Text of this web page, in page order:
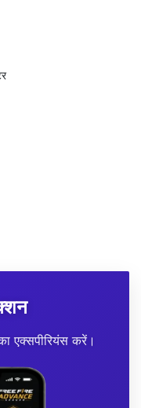
एक्सपीरियंस करें।